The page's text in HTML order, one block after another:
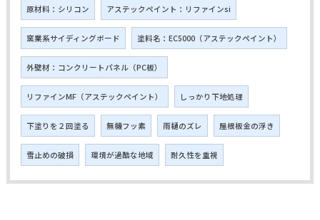
原材料：シリコン アステックペイント：リファインsi
窯業系サイディングボード 塗料名：EC5000（アステックペイント）
外壁材：コンクリートパネル（PC板）
リファインMF（アステックペイント） しっかり下地処理
下塗りを２回塗る 無機フッ素 雨樋のズレ 屋根板金の浮き
雪止めの破損 環境が過酷な地域 耐久性を重視